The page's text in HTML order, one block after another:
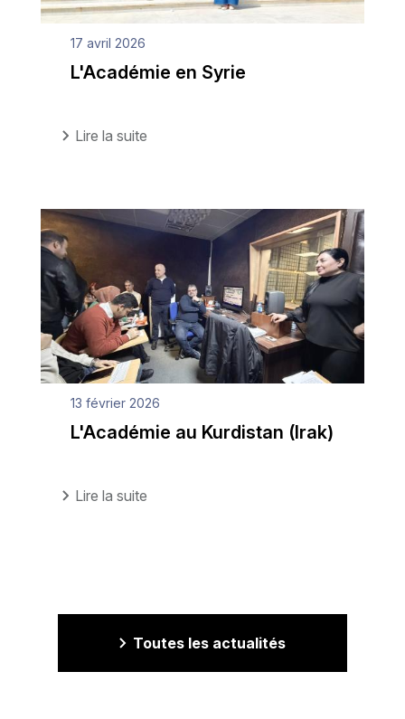
17 avril 2026
L'Académie en Syrie
Lire la suite
13 février 2026
L'Académie au Kurdistan (Irak)
Lire la suite
Toutes les actualités